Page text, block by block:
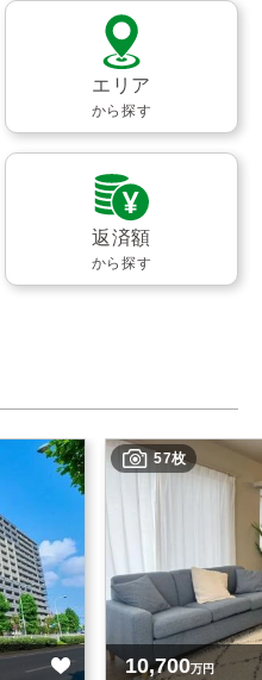
エリア
から探す
返済額
から探す
57枚
10,700万円